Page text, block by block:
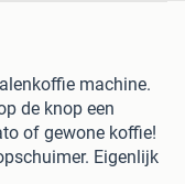
machine.
de knop een
of gewone koffie!
Eigenlijk